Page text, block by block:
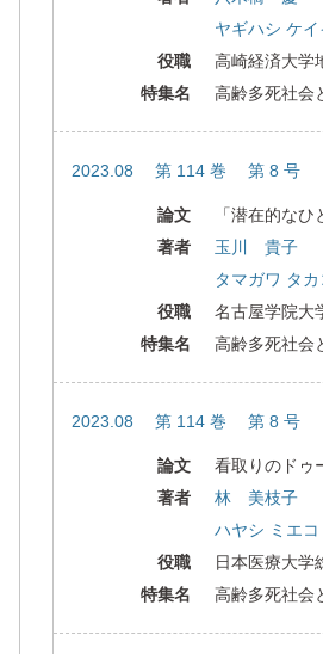
ヤギハシ ケイ
役職
高崎経済大学
特集名
高齢多死社会
2023.08 第 114 巻 第 8 号
論文
「潜在的な
著者
玉川 貴子
タマガワ タカ
役職
名古屋学院大
特集名
高齢多死社会
2023.08 第 114 巻 第 8 号
論文
看取りのド
著者
林 美枝子
ハヤシ ミエコ
役職
日本医療大学
特集名
高齢多死社会